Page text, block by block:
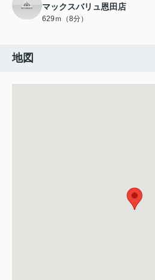
マックスバリュ恩田店
629ｍ（8分）
地図